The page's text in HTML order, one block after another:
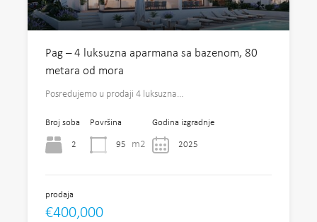
Pag – 4 luksuzna aparmana sa bazenom, 80
metara od mora
Posredujemo u prodaji 4 luksuzna…
Broj soba
2
Površina
95 m2
Godina izgradnje
2025
prodaja
€400,000